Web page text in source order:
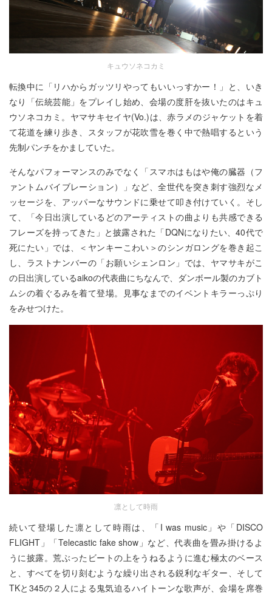
キュウソネコカミ
転換中に「リハからガッツリやってもいいっすかー！」と、いき
なり「伝統芸能」をプレイし始め、会場の度肝を抜いたのはキュ
ウソネコカミ。ヤマサキセイヤ(Vo.)は、赤ラメのジャケットを着
て花道を練り歩き、スタッフが花吹雪を巻く中で熱唱するという
先制パンチをかましていた。
そんなパフォーマンスのみでなく「スマホはもはや俺の臓器（フ
ァントムバイブレーション）」など、全世代を突き刺す強烈なメ
ッセージを、アッパーなサウンドに乗せて叩き付けていく。そし
て、「今日出演しているどのアーティストの曲よりも共感できる
フレーズを持ってきた」と披露された「DQNになりたい、40代で
死にたい」では、＜ヤンキーこわい＞のシンガロングを巻き起こ
し、ラストナンバーの「お願いシェンロン」では、ヤマサキがこ
の日出演しているaikoの代表曲にちなんで、ダンボール製のカブト
ムシの着ぐるみを着て登場。見事なまでのイベントキラーっぷり
をみせつけた。
凛として時雨
続いて登場した凛として時雨は、「I was music」や「DISCO
FLIGHT」「Telecastic fake show」など、代表曲を畳み掛けるよ
うに披露。荒ぶったビートの上をうねるように進む極太のベース
と、すべてを切り刻むような繰り出される鋭利なギター、そして
TKと345の２人による鬼気迫るハイトーンな歌声が、会場を席巻